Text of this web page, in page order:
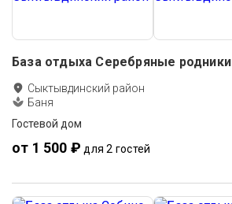
База отдыха Серебряные родники
Сыктывдинский район
Баня
Гостевой дом
от 1 500 ₽ для 2 гостей